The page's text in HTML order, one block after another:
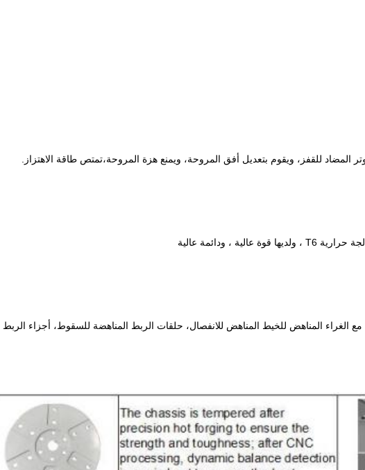
الغراء المناهض للخيط المناهض للانفصال، حلقات الربط المناهضة للسقوط، أجزاء الربط